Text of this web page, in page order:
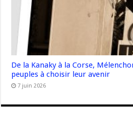
De la Kanaky à la Corse,
peuples à choisir leur avenir
7 juin 2026